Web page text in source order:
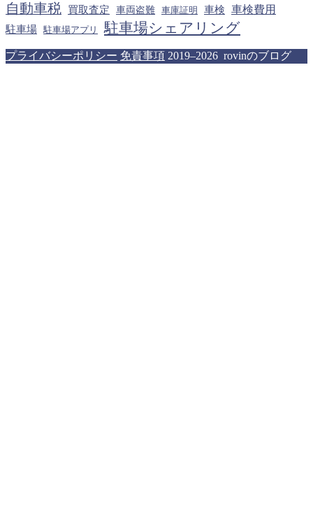
自動車税 買取査定 車両盗難 車庫証明 車検 車検費用
駐車場 駐車場アプリ 駐車場シェアリング
プライバシーポリシー 免責事項 2019–2026 rovinのブログ